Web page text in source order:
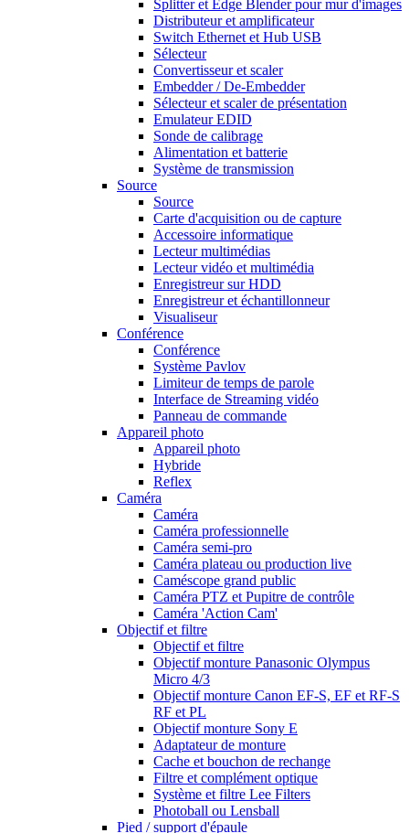
Splitter et Edge Blender pour mur d'images
Distributeur et amplificateur
Switch Ethernet et Hub USB
Sélecteur
Convertisseur et scaler
Embedder / De-Embedder
Sélecteur et scaler de présentation
Emulateur EDID
Sonde de calibrage
Alimentation et batterie
Système de transmission
Source
Source
Carte d'acquisition ou de capture
Accessoire informatique
Lecteur multimédias
Lecteur vidéo et multimédia
Enregistreur sur HDD
Enregistreur et échantillonneur
Visualiseur
Conférence
Conférence
Système Pavlov
Limiteur de temps de parole
Interface de Streaming vidéo
Panneau de commande
Appareil photo
Appareil photo
Hybride
Reflex
Caméra
Caméra
Caméra professionnelle
Caméra semi-pro
Caméra plateau ou production live
Caméscope grand public
Caméra PTZ et Pupitre de contrôle
Caméra 'Action Cam'
Objectif et filtre
Objectif et filtre
Objectif monture Panasonic Olympus
Micro 4/3
Objectif monture Canon EF-S, EF et RF-S
RF et PL
Objectif monture Sony E
Adaptateur de monture
Cache et bouchon de rechange
Filtre et complément optique
Système et filtre Lee Filters
Photoball ou Lensball
Pied / support d'épaule